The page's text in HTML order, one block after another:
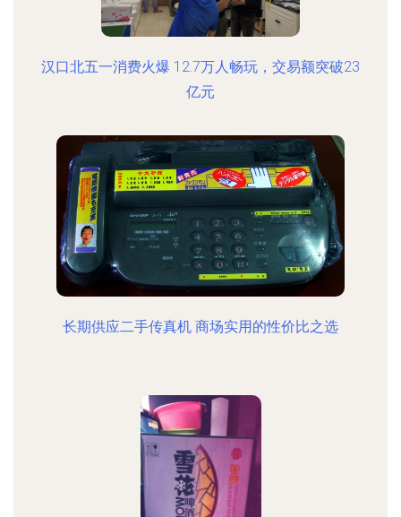
汉口北五一消费火爆 12.7万人畅玩，交易额突破23
亿元
长期供应二手传真机 商场实用的性价比之选